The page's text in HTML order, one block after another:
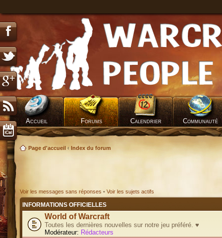
Accueil Forums Calendrier Communauté
Page d'accueil ‹ Index du forum
Voir les messages sans réponses • Voir les sujets actifs
INFORMATIONS OFFICIELLES
World of Warcraft
Toutes les dernières nouvelles sur notre jeu préféré. ♥
Modérateur: Rédacteurs